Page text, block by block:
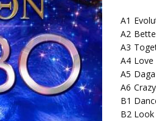
A1
A2
A3
A4 Love
A5
A6
B1
B2 Look